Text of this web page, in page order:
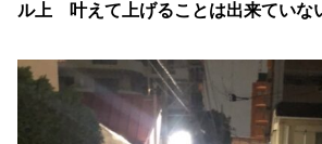
ル上 叶えて上げることは出来ていな